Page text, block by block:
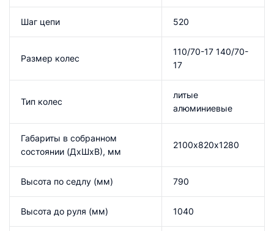
Шаг цепи 520
Размер колес
110/70-17 140/70-
17
Тип колес
литые
алюминиевые
Габариты в собранном
состоянии (ДхШхВ), мм
2100х820х1280
Высота по седлу (мм) 790
Высота до руля (мм) 1040